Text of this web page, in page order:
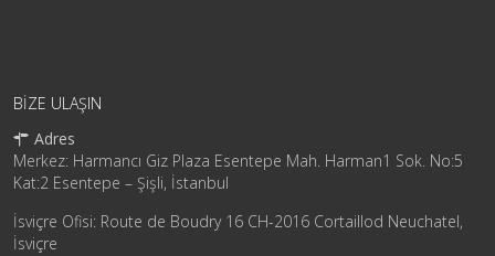
BIZE ULAŞIN
Adres
Merkez: Harmancı Giz Plaza Esentepe Mah. Harman1 Sok. No:5
Kat:2 Esentepe – Şişli, İstanbul
İsviçre Ofisi: Route de Boudry 16 CH-2016 Cortaillod Neuchatel,
İsviçre